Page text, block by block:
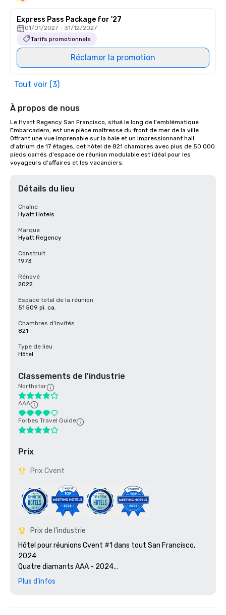
Express Pass Package for '27
01/01/2027 - 31/12/2027
Tarifs promotionnels
Réclamer la promotion
Tout voir (3)
À propos de nous
Le Hyatt Regency San Francisco, situé le long de l'emblématique
Embarcadero, est une pièce maîtresse du front de mer de la ville.
Offrant une vue imprenable sur la baie et un impressionnant hall
d'atrium de 17 étages, cet hôtel de 821 chambres avec plus de 50 000
pieds carrés d'espace de réunion modulable est idéal pour les
voyageurs d'affaires et les vacanciers.
Détails du lieu
Chaîne
Hyatt Hotels
Marque
Hyatt Regency
Construit
1973
Rénové
2022
Espace total de la réunion
51 509 pi. ca.
Chambres d'invités
821
Type de lieu
Hôtel
Classements de l'industrie
Northstar
AAA
Forbes Travel Guide
Prix
Prix Cvent
Prix de l'industrie
Hôtel pour réunions Cvent #1 dans tout San Francisco,
2024
Quatre diamants AAA - 2024
Smart Meetings - Lauréat du prix Platinum Choice 2024
Prix Northstar Stella 2025 : finaliste dans la catégorie
Plus d'infos